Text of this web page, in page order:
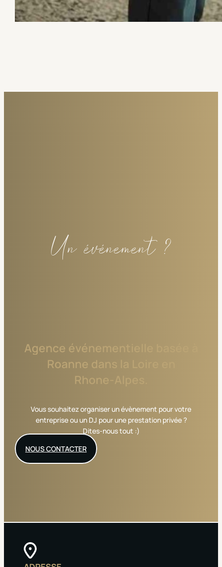
Un événement ?
Agence événementielle
Roanne dans
Rhone-Alpes.
Vous souhaitez organiser un évènement pour votre
entreprise ou un DJ pour une prestation privée ?
Dites-nous tout :)
NOUS CONTACTER